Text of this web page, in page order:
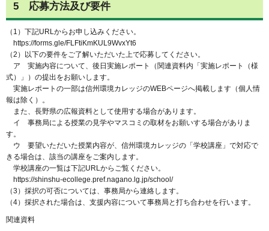
5 応募方法及び要件
（1）下記URLからお申し込みください。
https://forms.gle/FLFtiKmKUL9WvxYt6
（2）以下の要件をご了解いただいた上で応募してください。
ア 実施内容について、後日実施レポート（関連資料内「実施レポート（様
式）」）の提出をお願いします。
実施レポートの一部は信州環境カレッジのWEBページへ掲載します（個人情
報は除く）。
また、長野県の広報資料として使用する場合があります。
イ 事務局による授業の見学やマスコミの取材をお願いする場合がありま
す。
ウ 要望いただいた授業内容が、信州環境カレッジの「学校講座」で対応で
きる場合は、該当の講座をご案内します。
学校講座の一覧は下記URLからご覧ください。
https://shinshu-ecollege.pref.nagano.lg.jp/school/
（3）採択の可否については、事務局から連絡します。
（4）採択された場合は、支援内容について事務局と打ち合わせを行います。
関連資料